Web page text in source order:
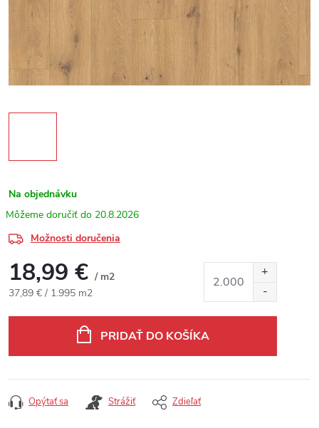
Na objednávku
20.8.2026
Možnosti doručenia
18,99 € / m2
Jednotková cena:
37,89 € / 1.995 m2
PRIDAŤ DO KOŠÍKA
Opýtať sa Strážiť Zdieľať